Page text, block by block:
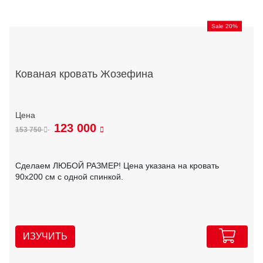
Sale 20%
Кованая кровать Жозефина
153 750 123 000
Сделаем ЛЮБОЙ РАЗМЕР! Цена указана на кровать
90х200 см с одной спинкой.
ИЗУЧИТЬ